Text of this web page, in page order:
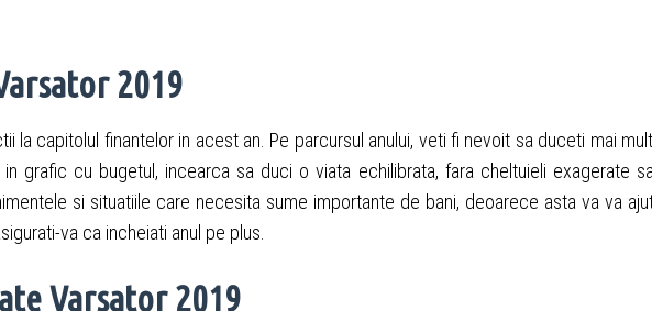
2019
la capitolul finantelor in acest an. Pe parcursul anului, veti fi nevoit sa duceti mai
grafic cu bugetul, incearca sa duci o viata echilibrata, fara cheltuieli exagerate
si situatiile care necesita sume importante de bani, deoarece asta va va
va ca incheiati anul pe plus.
Varsator 2019